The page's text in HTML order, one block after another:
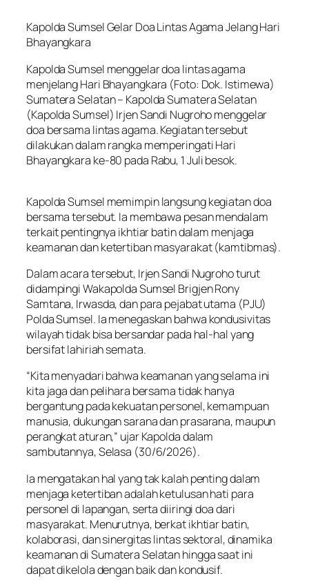
Kapolda Sumsel Gelar Doa Lintas Agama Jelang Hari
Bhayangkara
Kapolda Sumsel menggelar doa lintas agama
menjelang Hari Bhayangkara (Foto: Dok. Istimewa)
Sumatera Selatan – Kapolda Sumatera Selatan
(Kapolda Sumsel) Irjen Sandi Nugroho menggelar
doa bersama lintas agama. Kegiatan tersebut
dilakukan dalam rangka memperingati Hari
Bhayangkara ke-80 pada Rabu, 1 Juli besok.
Kapolda Sumsel memimpin langsung kegiatan doa
bersama tersebut. Ia membawa pesan mendalam
terkait pentingnya ikhtiar batin dalam menjaga
keamanan dan ketertiban masyarakat (kamtibmas).
Dalam acara tersebut, Irjen Sandi Nugroho turut
didampingi Wakapolda Sumsel Brigjen Rony
Samtana, Irwasda, dan para pejabat utama (PJU)
Polda Sumsel. Ia menegaskan bahwa kondusivitas
wilayah tidak bisa bersandar pada hal-hal yang
bersifat lahiriah semata.
“Kita menyadari bahwa keamanan yang selama ini
kita jaga dan pelihara bersama tidak hanya
bergantung pada kekuatan personel, kemampuan
manusia, dukungan sarana dan prasarana, maupun
perangkat aturan,” ujar Kapolda dalam
sambutannya, Selasa (30/6/2026).
Ia mengatakan hal yang tak kalah penting dalam
menjaga ketertiban adalah ketulusan hati para
personel di lapangan, serta diiringi doa dari
masyarakat. Menurutnya, berkat ikhtiar batin,
kolaborasi, dan sinergitas lintas sektoral, dinamika
keamanan di Sumatera Selatan hingga saat ini
dapat dikelola dengan baik dan kondusif.